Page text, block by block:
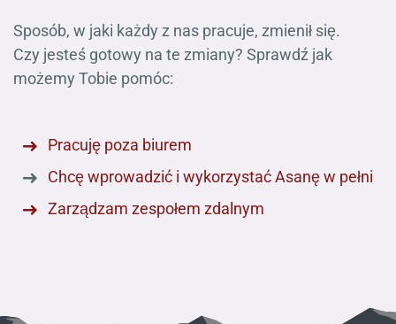
Sposób, w jaki każdy z nas pracuje, zmienił się.
Czy jesteś gotowy na te zmiany? Sprawdź jak
możemy Tobie pomóc:
Pracuję poza biurem
Chcę wprowadzić i wykorzystać Asanę w pełni
Zarządzam zespołem zdalnym